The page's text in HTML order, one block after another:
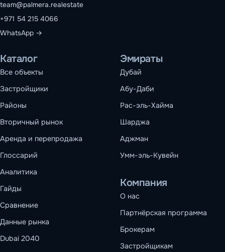
team@palmera.realestate
+971 54 215 4066
WhatsApp →
Каталог
Все объекты
Застройщики
Районы
Вторичный рынок
Аренда и перепродажа
Глоссарий
Аналитика
Гайды
Сравнение
Данные рынка
Dubai 2040
Эмираты
Дубай
Абу-Даби
Рас-эль-Хайма
Шарджа
Аджман
Умм-эль-Кувейн
Компания
О нас
Партнёрская программа
Брокерам
Застройщикам